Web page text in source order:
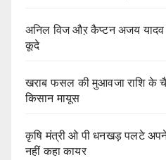
अनिल विज औऱ कैप्टन अजय यादव
कूदे
खराब फसल की मुआवजा राशि के
किसान मायूस
कृषि मंत्री ओ पी धनखड़ पलटे
नहीं कहा कायर